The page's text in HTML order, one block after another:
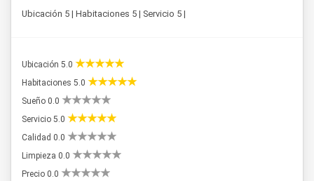
Ubicación 5 | Habitaciones 5 | Servicio 5 |
Ubicación 5.0
Habitaciones 5.0
Sueño 0.0
Servicio 5.0
Calidad 0.0
Limpieza 0.0
Precio 0.0